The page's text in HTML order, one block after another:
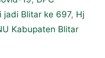
jadi Blitar ke 697, Hj
Kabupaten Blitar